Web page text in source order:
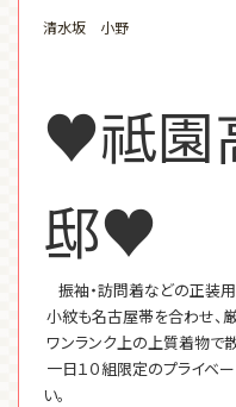
清水坂 小野
♥祗園
邸♥
振袖・訪問着などの正装
小紋も名古屋帯を合わせ、
ワンランク上の上質着物で
一日１０組限定のプライベ
い。